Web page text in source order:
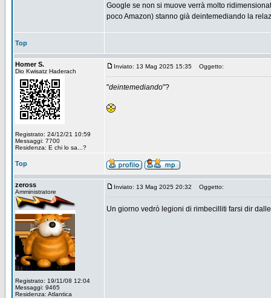
Google se non si muove verrà molto
poco Amazon) stanno già deintemediando la
Top
Homer S.
Dio Kwisatz Haderach
Registrato: 24/12/21 10:59
Messaggi: 7700
Residenza: E chi lo sa...?
Inviato: 13 Mag 2025 15:35 Oggetto:
"deintemediando"?
Top
zeross
Amministratore
Registrato: 19/11/08 12:04
Messaggi: 9465
Residenza: Atlantica
Inviato: 13 Mag 2025 20:32 Oggetto:
Un giorno vedrò legioni di rimbecilliti farsi dir